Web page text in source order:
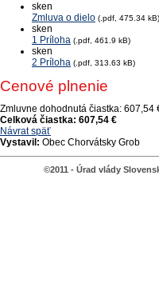
sken
Zmluva o dielo (.pdf, 475.34 kB)
sken
1 Príloha (.pdf, 461.9 kB)
sken
2 Príloha (.pdf, 313.63 kB)
Cenové plnenie
Zmluvne dohodnutá čiastka: 607,54
Celková čiastka: 607,54 €
Návrat späť
Vystavil: Obec Chorvátsky Grob
©2011 - Úrad vlády